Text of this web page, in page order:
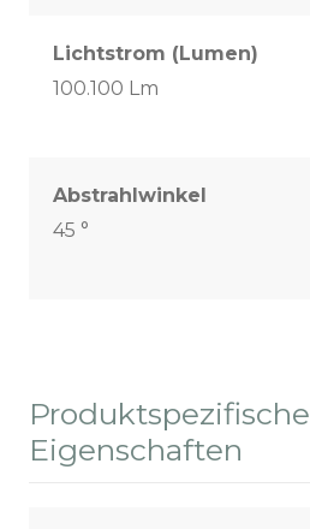
Lichtstrom (Lumen)
100.100 Lm
Abstrahlwinkel
45 °
Produktspezifische
Eigenschaften